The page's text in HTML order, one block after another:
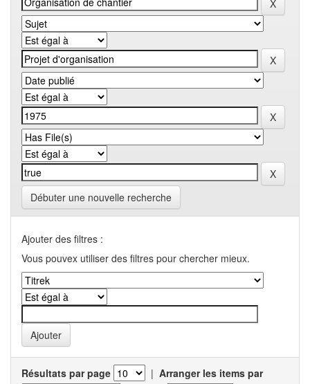
Débuter une nouvelle recherche
Ajouter des filtres :
Vous pouvex utiliser des filtres pour chercher mieux.
Résultats par page | Arranger les items par